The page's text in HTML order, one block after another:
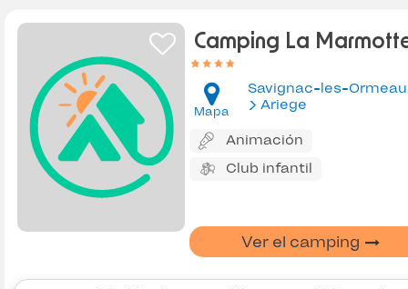
Camping La
Mapa
Savignac-les-
Ariege
Animación
Club infantil
Ver el camping